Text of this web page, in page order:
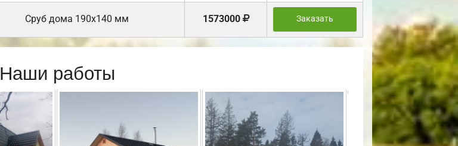
Cруб дома 190х140 мм 1573000 Заказать
Наши работы